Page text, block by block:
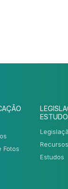
Fotos
Estudos